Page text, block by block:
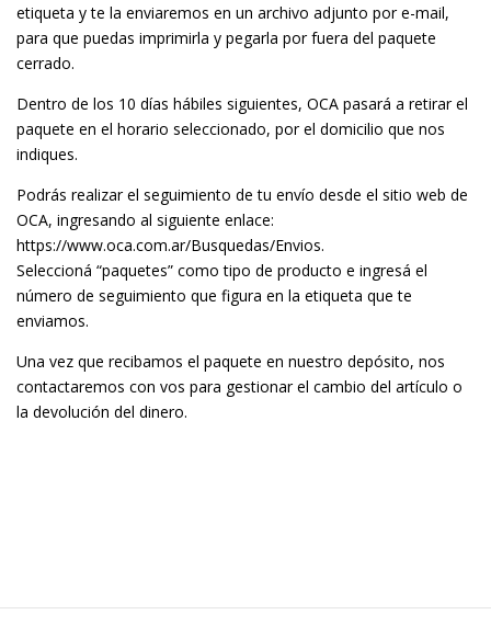
etiqueta y te la enviaremos en un archivo adjunto por e-mail,
para que puedas imprimirla y pegarla por fuera del paquete
cerrado.
Dentro de los 10 días hábiles siguientes, OCA pasará a retirar el
paquete en el horario seleccionado, por el domicilio que nos
indiques.
Podrás realizar el seguimiento de tu envío desde el sitio web de
OCA, ingresando al siguiente enlace:
https://www.oca.com.ar/Busquedas/Envios.
Seleccioná “paquetes” como tipo de producto e ingresá el
número de seguimiento que figura en la etiqueta que te
enviamos.
Una vez que recibamos el paquete en nuestro depósito, nos
contactaremos con vos para gestionar el cambio del artículo o
la devolución del dinero.